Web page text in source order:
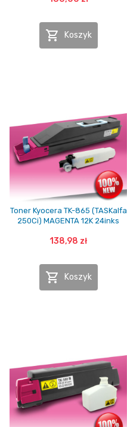
 Koszyk
Toner Kyocera TK-865 (TASKalfa
250Ci) MAGENTA 12K 24inks
138,98 zł
 Koszyk